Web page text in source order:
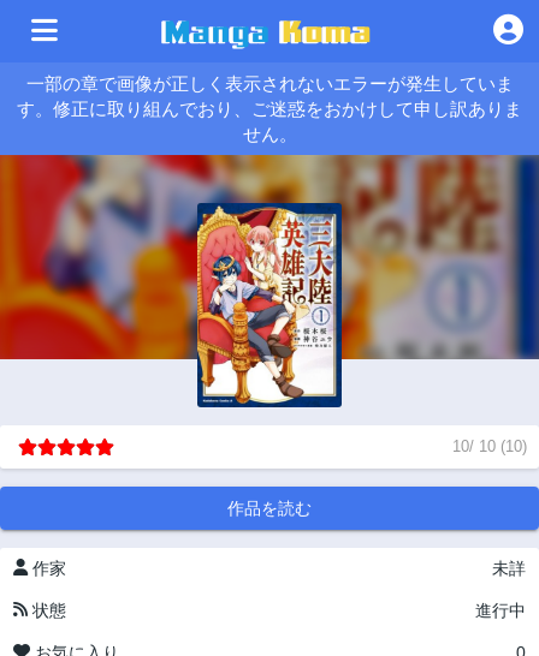
一部の章で画像が正しく表示されないエラーが発生していま
す。修正に取り組んでおり、ご迷惑をおかけして申し訳ありま
せん。
10/ 10 (10)
作品を読む
作家 未詳
状態 進行中